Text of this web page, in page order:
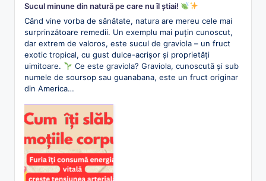
Sucul minune din natură pe care nu îl știai!
Când vine vorba de sănătate, natura are mereu cele mai
surprinzătoare remedii. Un exemplu mai puțin cunoscut,
dar extrem de valoros, este sucul de graviola – un fruct
exotic tropical, cu gust dulce-acrișor și proprietăți
uimitoare.
Ce este graviola? Graviola, cunoscută și sub
numele de soursop sau guanabana, este un fruct originar
din America…